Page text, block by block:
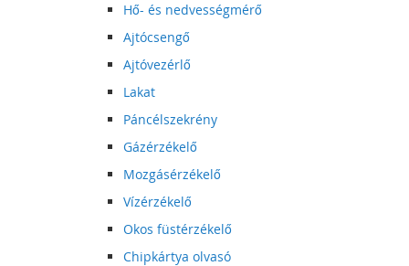
Hő- és nedvességmérő
Ajtócsengő
Ajtóvezérlő
Lakat
Páncélszekrény
Gázérzékelő
Mozgásérzékelő
Vízérzékelő
Okos füstérzékelő
Chipkártya olvasó